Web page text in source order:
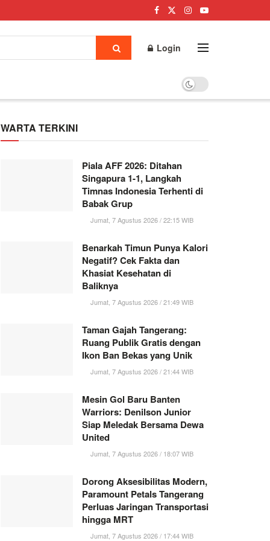
Login
WARTA TERKINI
Piala AFF 2026: Ditahan
Singapura 1-1, Langkah
Timnas Indonesia Terhenti di
Babak Grup
Jumat, 7 Agustus 2026 / 22:15 WIB
Benarkah Timun Punya Kalori
Negatif? Cek Fakta dan
Khasiat Kesehatan di
Baliknya
Jumat, 7 Agustus 2026 / 21:49 WIB
Taman Gajah Tangerang:
Ruang Publik Gratis dengan
Ikon Ban Bekas yang Unik
Jumat, 7 Agustus 2026 / 21:44 WIB
Mesin Gol Baru Banten
Warriors: Denilson Junior
Siap Meledak Bersama Dewa
United
Jumat, 7 Agustus 2026 / 18:07 WIB
Dorong Aksesibilitas Modern,
Paramount Petals Tangerang
Perluas Jaringan Transportasi
hingga MRT
Jumat, 7 Agustus 2026 / 17:44 WIB